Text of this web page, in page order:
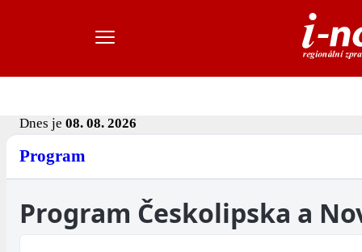
Dnes je 08. 08. 2026
Program
Program Českolipska a